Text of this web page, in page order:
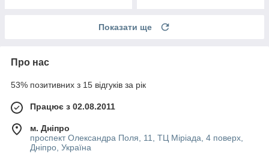
Показати ще
Про нас
53% позитивних з 15 відгуків за рік
Працює з 02.08.2011
м. Дніпро
проспект Олександра Поля, 11, ТЦ Міріада, 4 поверх,
Дніпро, Україна